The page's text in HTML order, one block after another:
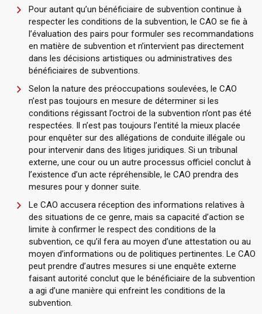
Pour autant qu’un bénéficiaire de subvention continue à
respecter les conditions de la subvention, le CAO se fie à
l’évaluation des pairs pour formuler ses recommandations
en matière de subvention et n’intervient pas directement
dans les décisions artistiques ou administratives des
bénéficiaires de subventions.
Selon la nature des préoccupations soulevées, le CAO
n’est pas toujours en mesure de déterminer si les
conditions régissant l’octroi de la subvention n’ont pas été
respectées. Il n’est pas toujours l’entité la mieux placée
pour enquêter sur des allégations de conduite illégale ou
pour intervenir dans des litiges juridiques. Si un tribunal
externe, une cour ou un autre processus officiel conclut à
l’existence d’un acte répréhensible, le CAO prendra des
mesures pour y donner suite.
Le CAO accusera réception des informations relatives à
des situations de ce genre, mais sa capacité d’action se
limite à confirmer le respect des conditions de la
subvention, ce qu’il fera au moyen d’une attestation ou au
moyen d’informations ou de politiques pertinentes. Le CAO
peut prendre d’autres mesures si une enquête externe
faisant autorité conclut que le bénéficiaire de la subvention
a agi d’une manière qui enfreint les conditions de la
subvention.